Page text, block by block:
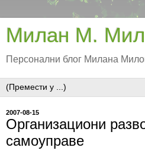
Милан М.
Персонални блог Милана
2007-08-15
Организациони
самоуправе